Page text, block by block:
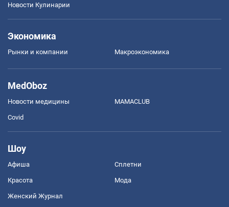
Новости Кулинарии
Экономика
Рынки и компании Mакроэкономика
MedOboz
Новости медицины MAMACLUB
Covid
Шоу
Афиша Сплетни
Красота Мода
Женский Журнал